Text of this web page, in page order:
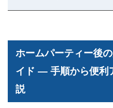
ホームパーティー後
イド ― 手順から便利
説